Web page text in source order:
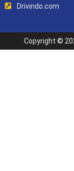
Drivindo.com
Copyright ©